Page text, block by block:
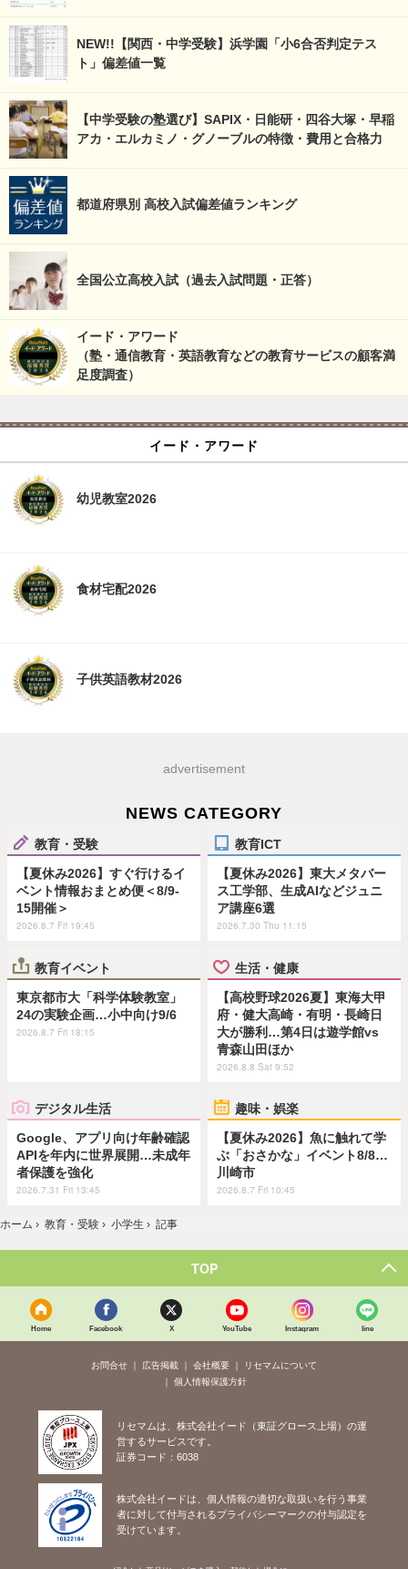
NEW!!【関西・中学受験】浜学園「小6合否判定テス
ト」偏差値一覧
【中学受験の塾選び】SAPIX・日能研・四谷大塚・早稲
アカ・エルカミノ・グノーブルの特徴・費用と合格力
都道府県別 高校入試偏差値ランキング
全国公立高校入試（過去入試問題・正答）
イード・アワード
（塾・通信教育・英語教育などの教育サービスの顧客満
足度調査）
イード・アワード
幼児教室2026
食材宅配2026
子供英語教材2026
advertisement
NEWS CATEGORY
教育・受験
【夏休み2026】すぐ行けるイ
ベント情報おまとめ便＜8/9-
15開催＞
2026.8.7 Fri 19:45
教育ICT
【夏休み2026】東大メタバー
ス工学部、生成AIなどジュニ
ア講座6選
2026.7.30 Thu 11:15
教育イベント
東京都市大「科学体験教室」
24の実験企画…小中向け9/6
2026.8.7 Fri 18:15
生活・健康
【高校野球2026夏】東海大甲
府・健大高崎・有明・長崎日
大が勝利…第4日は遊学館vs
青森山田ほか
2026.8.8 Sat 9:52
デジタル生活
Google、アプリ向け年齢確認
APIを年内に世界展開…未成年
者保護を強化
2026.7.31 Fri 13:45
趣味・娯楽
【夏休み2026】魚に触れて学
ぶ「おさかな」イベント8/8…
川崎市
2026.8.7 Fri 10:45
ホーム › 教育・受験 › 小学生 › 記事
TOP
Home Facebook X YouTube Instagram line
お問合せ 広告掲載 会社概要
リセマムについて
個人情報保護方針
リセマムは、株式会社イード（東証グロース上場）の運
営するサービスです。
証券コード：6038
株式会社イードは、個人情報の適切な取扱いを行う事業
者に対して付与されるプライバシーマークの付与認定を
受けています。